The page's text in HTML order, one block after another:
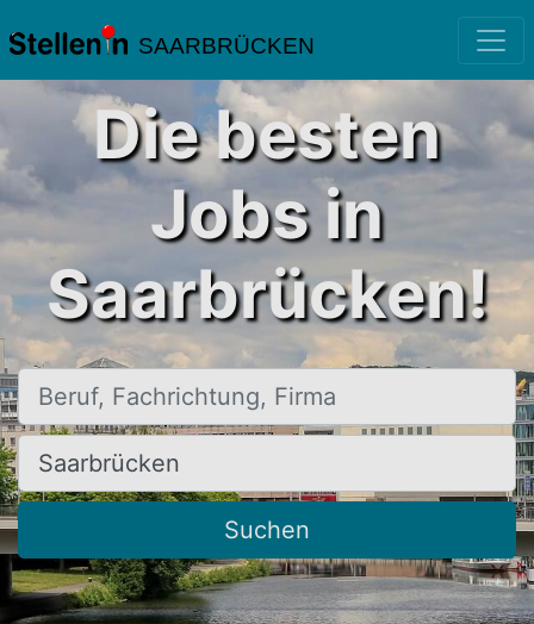
SAARBRÜCKEN
Die besten
Jobs in
Saarbrücken!
Beruf, Fachrichtung, Firma
Ort, Stadt
Suchen